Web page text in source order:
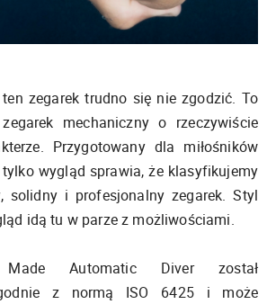
zegarek trudno się nie zgodzić. To
mechaniczny o rzeczywiście
Przygotowany dla miłośników
wygląd sprawia, że klasyfikujemy
solidny i profesjonalny zegarek. Styl
idą tu w parze z możliwościami.
Automatic Diver został
z normą ISO 6425 i może